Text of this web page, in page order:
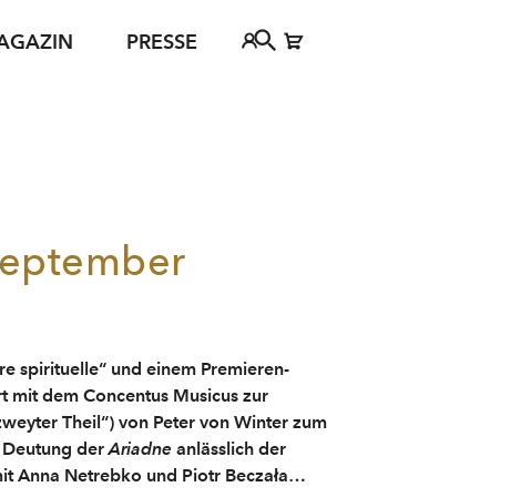
PRESSE
spirituelle“ und einem Premieren­­
mit dem Concentus Musicus zur
Theil“) von Peter von Winter zum
Deutung derAriadne anlässlich der
Anna Netrebko und Piotr Beczała…